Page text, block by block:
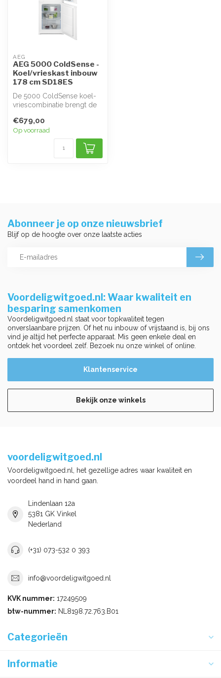
AEG
AEG 5000 ColdSense -
Koel/vrieskast inbouw
178 cm SD18ES
De 5000 ColdSense koel-
vriescombinatie brengt de
terug n...
€679,00
Op voorraad
Voordeligwitgoed.nl: Waar kwaliteit en
besparing samenkomen
Voordeligwitgoed.nl staat voor topkwaliteit tegen
onverslaanbare prijzen. Of het nu inbouw of vrijstaand is, bij ons
vind je altijd het perfecte apparaat. Mis geen enkele deal en
ontdek het voordeel zelf. Bezoek nu onze winkel of online.
Klantenservice
Bekijk onze winkels
Abonneer je op onze nieuwsbrief
Blijf op de hoogte over onze laatste acties
voordeligwitgoed.nl
Voordeligwitgoed.nl, het gezellige adres waar kwaliteit en
voordeel hand in hand gaan.
Lindenlaan 12a
5381 GK Vinkel
Nederland
(+31) 073-532 0 393
info@voordeligwitgoed.nl
KVK nummer: 17249509
btw-nummer: NL8198.72.763.B01
Categorieën
Informatie